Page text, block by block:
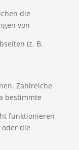
die
von
(z. B.
Zahlreiche
bestimmte
funktionieren
die